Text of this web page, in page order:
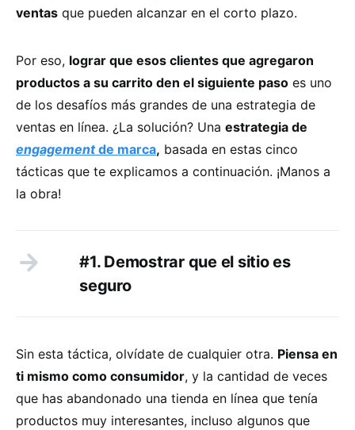
ventas que pueden alcanzar en el corto plazo.
Por eso, lograr que esos clientes que agregaron
productos a su carrito den el siguiente paso es uno
de los desafíos más grandes de una estrategia de
ventas en línea. ¿La solución? Una estrategia de
engagementde marca, basada en estas cinco
tácticas que te explicamos a continuación. ¡Manos a
la obra!
#1. Demostrar que el sitio es
seguro
Sin esta táctica, olvídate de cualquier otra. Piensa en
ti mismo como consumidor, y la cantidad de veces
que has abandonado una tienda en línea que tenía
productos muy interesantes, incluso algunos que